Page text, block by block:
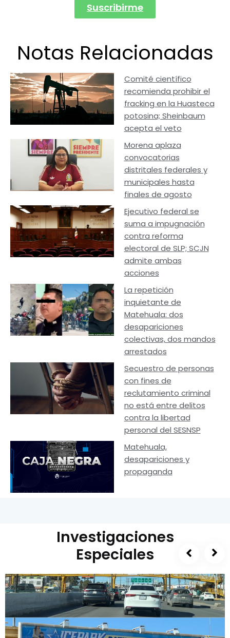
Suscribirme
Notas Relacionadas
Comité científico
recomienda prohibir el
fracking en la Huasteca
potosina; Sheinbaum
acepta el veto
Morena aplaza
convocatorias
distritales federales y
municipales hasta
finales de agosto
Ejecutivo federal se
suma a impugnación
contra reforma
electoral de SLP; SCJN
admite ambas
acciones
La repetición
inquietante de
Matehuala: dos
desapariciones
colectivas, dos mandos
arrestados
Secuestro de personas
con fines de
reclutamiento criminal
no está entre delitos
contra la libertad
personal del SESNSP
Matehuala,
desapariciones y
propaganda
Investigaciones
Especiales